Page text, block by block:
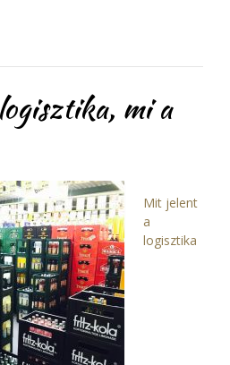
igényes
lehet,
ha
mi a
Mit jelent
a
logisztika